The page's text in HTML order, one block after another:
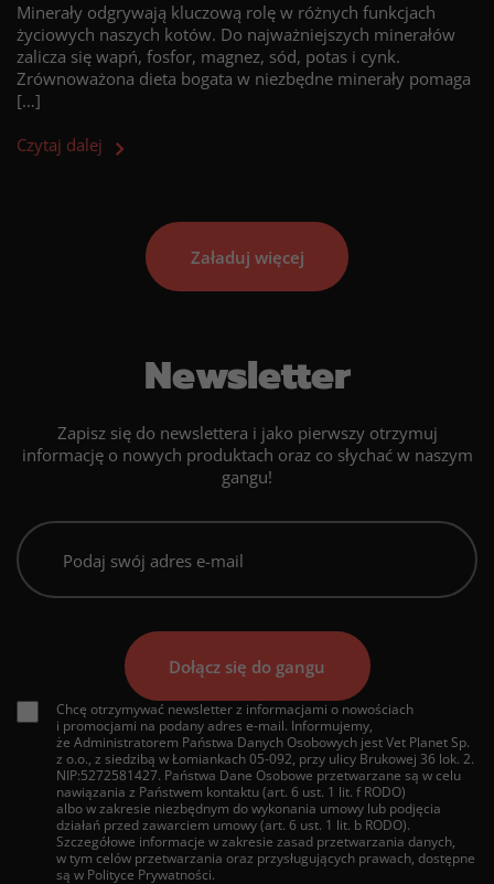
Minerały odgrywają kluczową rolę w różnych funkcjach
życiowych naszych kotów. Do najważniejszych minerałów
zalicza się wapń, fosfor, magnez, sód, potas i cynk.
Zrównoważona dieta bogata w niezbędne minerały pomaga
[…]
Czytaj dalej
Załaduj więcej
Newsletter
Zapisz się do newslettera i jako pierwszy otrzymuj
informację o nowych produktach oraz co słychać w naszym
gangu!
Chcę otrzymywać newsletter z informacjami o nowościach
i promocjami na podany adres e-mail. Informujemy,
że Administratorem Państwa Danych Osobowych jest Vet Planet Sp.
z o.o., z siedzibą w Łomiankach 05-092, przy ulicy Brukowej 36 lok. 2.
NIP:5272581427. Państwa Dane Osobowe przetwarzane są w celu
nawiązania z Państwem kontaktu (art. 6 ust. 1 lit. f RODO)
albo w zakresie niezbędnym do wykonania umowy lub podjęcia
działań przed zawarciem umowy (art. 6 ust. 1 lit. b RODO).
Szczegółowe informacje w zakresie zasad przetwarzania danych,
w tym celów przetwarzania oraz przysługujących prawach, dostępne
są w Polityce Prywatności.